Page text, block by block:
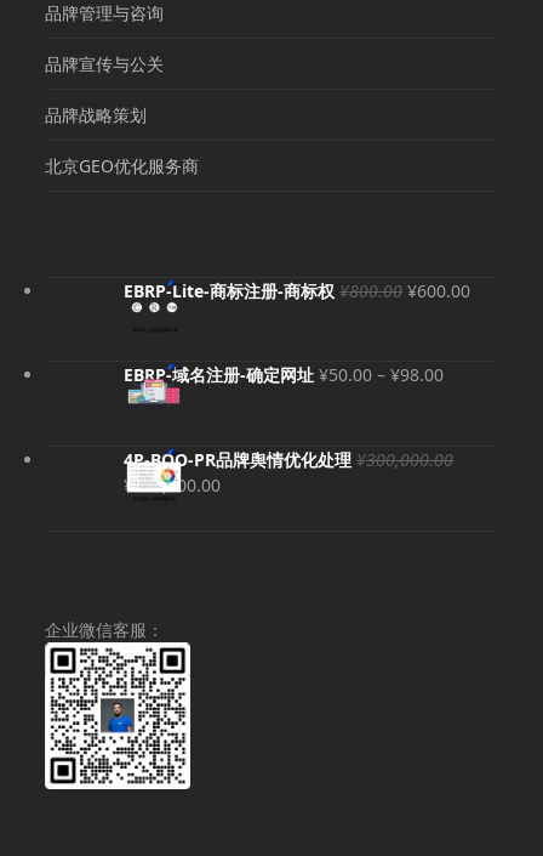
品牌管理与咨询
品牌宣传与公关
品牌战略策划
北京GEO优化服务商
EBRP-Lite-商标注册-商标权 ¥800.00 原
¥800.00。
¥600.00当
EBRP-域名注册-确定网址 ¥50.00 – ¥98.00价
围：
4P-BOO-PR品牌舆情优化处理 ¥300,000.00
原
¥280,000.00当
企业微信客服：